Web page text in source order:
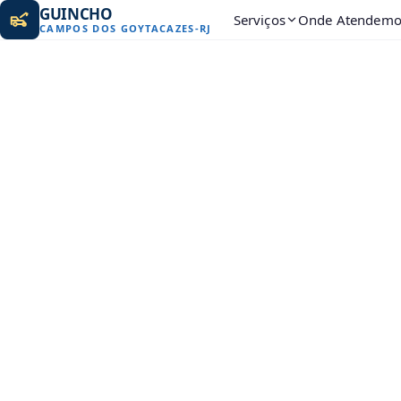
GUINCHO
CAMPOS DOS GOYTACAZES-RJ Serviços Onde